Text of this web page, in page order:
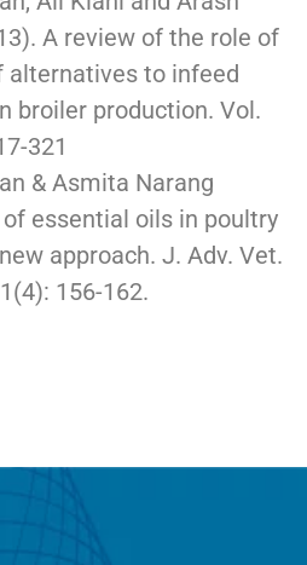
A review of the role of
alternatives to infeed
broiler production. Vol.
321
& Asmita Narang
of essential oils in poultry
approach. J. Adv. Vet.
156-162.